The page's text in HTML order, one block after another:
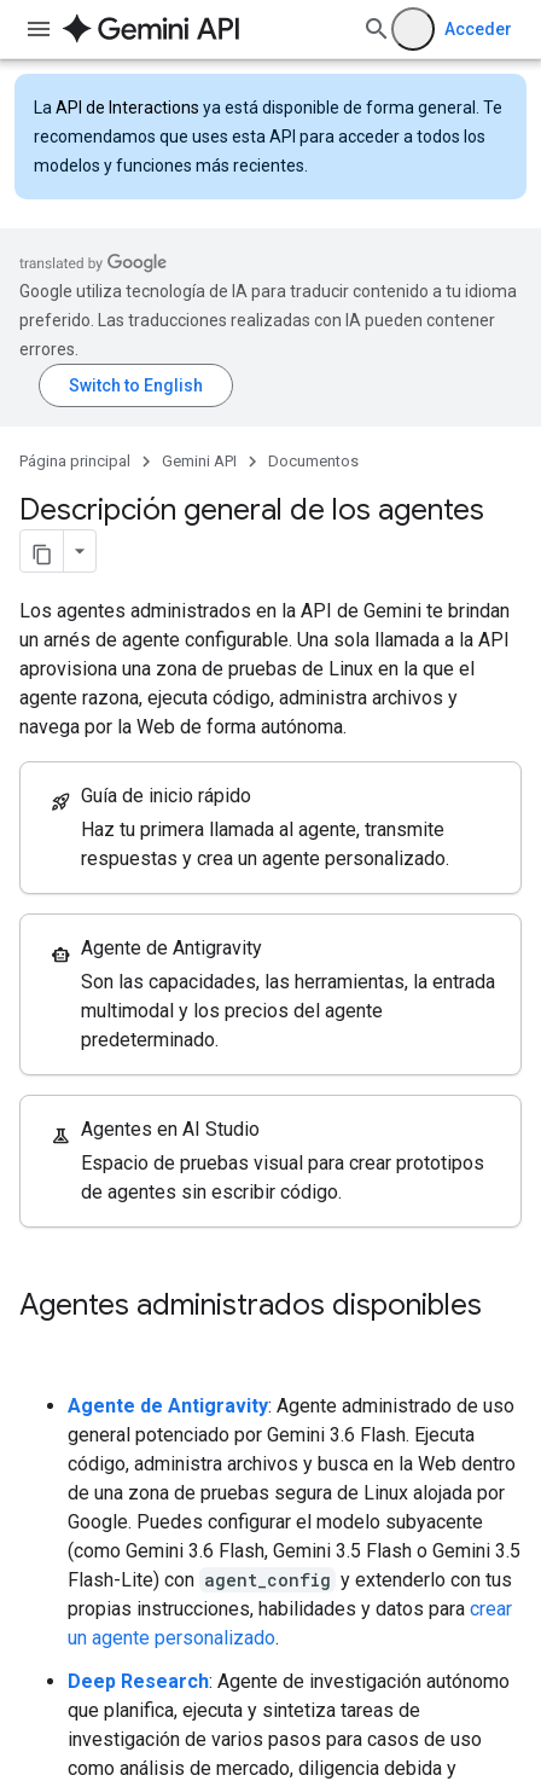
Acceder
La API de Interactions ya está disponible de forma general. Te
recomendamos que uses esta API para acceder a todos los
modelos y funciones más recientes.
Google utiliza tecnología de IA para traducir contenido a tu idioma
preferido. Las traducciones realizadas con IA pueden contener
errores.
Página principal Gemini API Documentos
Descripción general de los agentes
Los agentes administrados en la API de Gemini te brindan
un arnés de agente configurable. Una sola llamada a la API
aprovisiona una zona de pruebas de Linux en la que el
agente razona, ejecuta código, administra archivos y
navega por la Web de forma autónoma.
rocket_launch Guía de inicio rápido
Haz tu primera llamada al agente, transmite
respuestas y crea un agente personalizado.
smart_toy Agente de Antigravity
Son las capacidades, las herramientas, la entrada
multimodal y los precios del agente
predeterminado.
experiment Agentes en AI Studio
Espacio de pruebas visual para crear prototipos
de agentes sin escribir código.
Agentes administrados disponibles
Agente de Antigravity: Agente administrado de uso
general potenciado por Gemini 3.6 Flash. Ejecuta
código, administra archivos y busca en la Web dentro
de una zona de pruebas segura de Linux alojada por
Google. Puedes configurar el modelo subyacente
(como Gemini 3.6 Flash, Gemini 3.5 Flash o Gemini 3.5
Flash-Lite) con agent_config y extenderlo con tus
propias instrucciones, habilidades y datos para crear
un agente personalizado.
Deep Research: Agente de investigación autónomo
que planifica, ejecuta y sintetiza tareas de
investigación de varios pasos para casos de uso
como análisis de mercado, diligencia debida y